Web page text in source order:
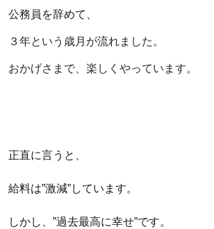
公務員を辞めて、
３年という歳月が流れました。
おかげさまで、楽しくやっています。
正直に言うと、
給料は”激減”しています。
しかし、”過去最高に幸せ”です。